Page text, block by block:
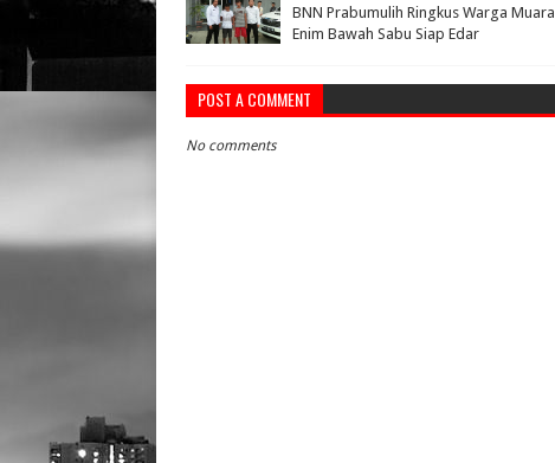
BNN Prabumulih Ringkus Warga Muara
Enim Bawah Sabu Siap Edar
POST A COMMENT
No comments